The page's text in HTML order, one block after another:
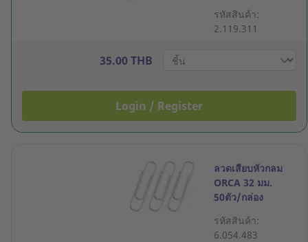
รหัสสินค้า:
2.119.311
35.00 THB
Login / Register
ลวดเสียบหัวกลม
ORCA 32 มม.
50ตัว/กล่อง
รหัสสินค้า:
6.054.483